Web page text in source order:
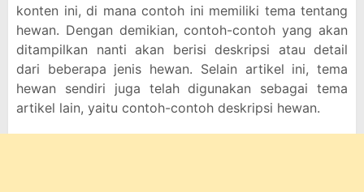
konten ini, di mana contoh ini memiliki tema tentang
hewan. Dengan demikian, contoh-contoh yang akan
ditampilkan nanti akan berisi deskripsi atau detail
dari beberapa jenis hewan. Selain artikel ini, tema
hewan sendiri juga telah digunakan sebagai tema
artikel lain, yaitu contoh-contoh deskripsi hewan.